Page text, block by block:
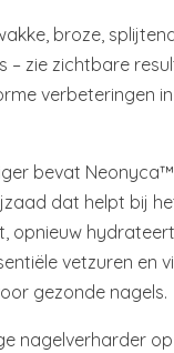
broze,
– zie zichtbare
verbeteringen
bevat
dat helpt bij
opnieuw
vetzuren en
gezonde nagels.
nagelverharder